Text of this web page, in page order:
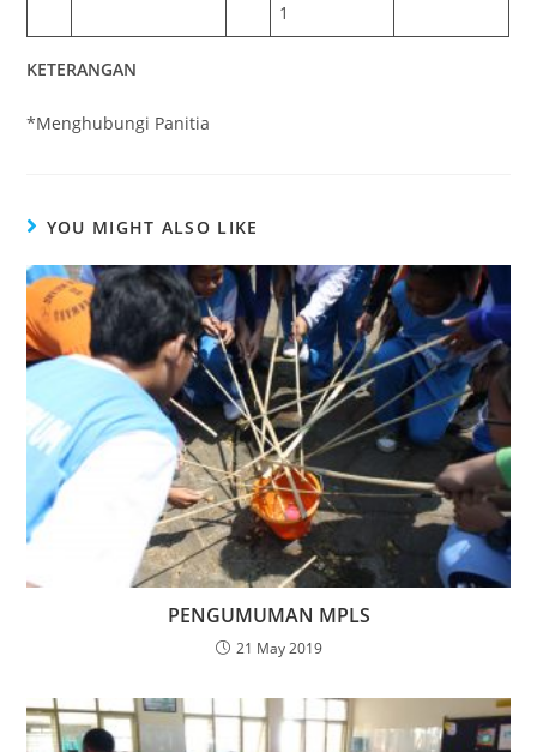
1
KETERANGAN
*Menghubungi Panitia
YOU MIGHT ALSO LIKE
PENGUMUMAN MPLS
21 May 2019